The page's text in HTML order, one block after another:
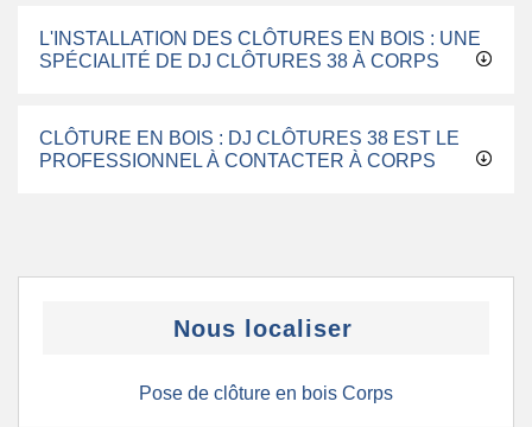
L'INSTALLATION DES CLÔTURES EN BOIS : UNE
SPÉCIALITÉ DE DJ CLÔTURES 38 À CORPS
CLÔTURE EN BOIS : DJ CLÔTURES 38 EST LE
PROFESSIONNEL À CONTACTER À CORPS
Nous localiser
Pose de clôture en bois Corps